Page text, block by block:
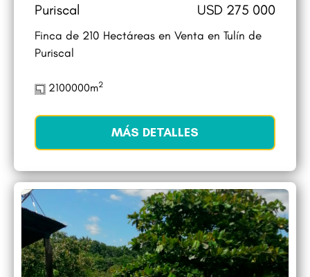
Puriscal USD 275 000
Finca de 210 Hectáreas en Venta en Tulín de
Puriscal
2100000m2
MÁS DETALLES